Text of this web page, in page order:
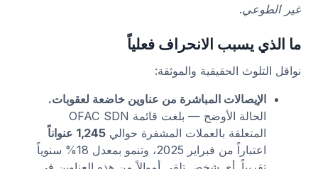
غير الطوعي.
ما الذي يسبب الانحراف فعلياً
نواقل التلوث الحقيقية والموثقة:
الإيصالات المباشرة من عناوين خاضعة لعقوبات.
الحالة الأوضح — بلغت قائمة OFAC SDN
المتعلقة بالعملات المشفرة حوالي 1,245 عنواناً
اعتباراً من فبراير 2025، وتنمو بمعدل 18% سنوياً